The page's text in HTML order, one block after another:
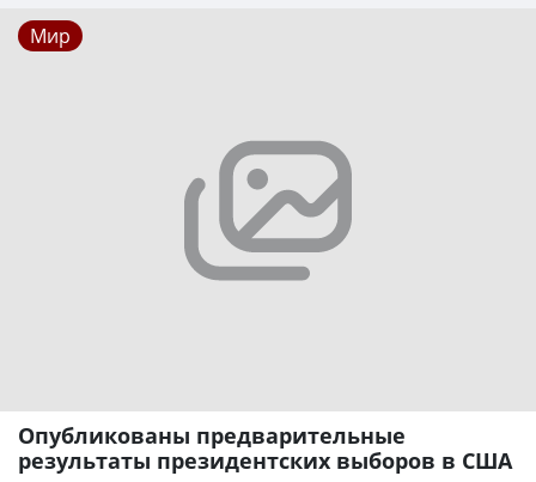
Мир
Опубликованы предварительные
результаты президентских выборов в США